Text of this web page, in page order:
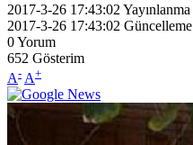
2017-3-26 17:43:02 Yayınlanma
2017-3-26 17:43:02 Güncelleme
0Yorum
652 Gösterim
A- A+